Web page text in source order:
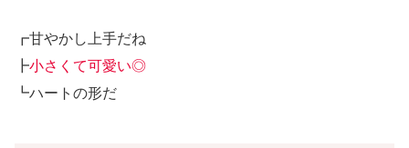
┏甘やかし上手だね
┣小さくて可愛い◎
┗ハートの形だ